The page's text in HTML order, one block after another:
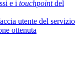
e i touchpointdel
utente del servizio
ottenuta